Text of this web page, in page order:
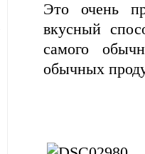
Это очень
вкусный
самого
обычных